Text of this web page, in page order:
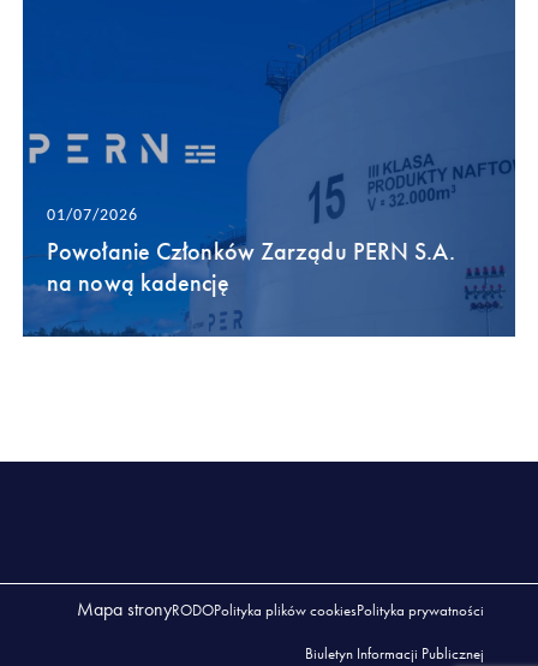
01/07/2026
Powołanie Członków Zarządu PERN S.A.
na nową kadencję
Mapa stronyRODOPolityka plików cookiesPolityka prywatności
Biuletyn Informacji Publicznej